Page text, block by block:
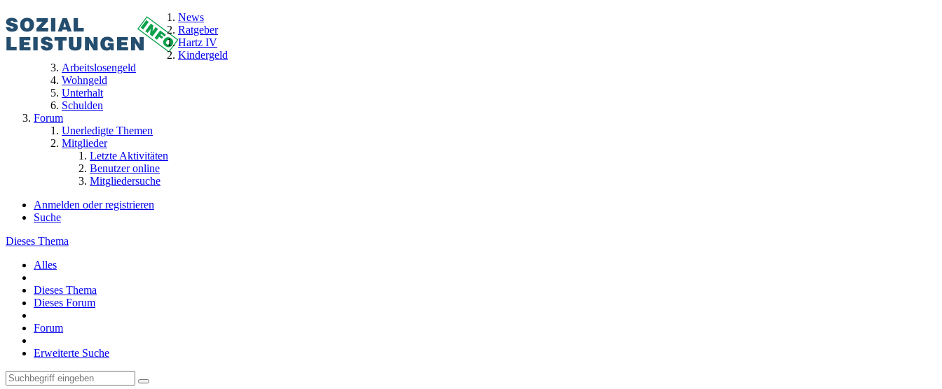
News
Ratgeber
Hartz IV
Kindergeld
Arbeitslosengeld
Wohngeld
Unterhalt
Schulden
Forum
Unerledigte Themen
Mitglieder
Letzte Aktivitäten
Benutzer online
Mitgliedersuche
Anmelden oder registrieren
Suche
Dieses Thema
Alles
Dieses Thema
Dieses Forum
Forum
Erweiterte Suche